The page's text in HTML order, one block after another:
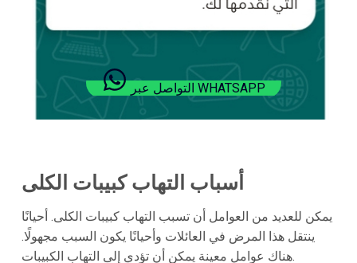
التواصل عبر WHATSAPP
أسباب التهاب كبيبات الكلى
يمكن للعديد من العوامل أن تسبب التهاب كبيبات الكلى. أحيانًا
ينتقل هذا المرض في العائلات وأحيانًا يكون السبب مجهولًا.
هناك عوامل معينة يمكن أن تؤدي إلى التهاب الكبيبات.